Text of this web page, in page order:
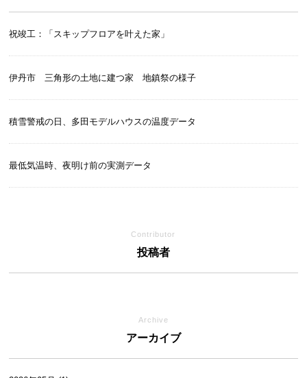
祝竣工：「スキップフロアを叶えた家」
伊丹市 三角形の土地に建つ家 地鎮祭の様子
積雪警戒の日、多田モデルハウスの温度データ
最低気温時、夜明け前の実測データ
Contributor
投稿者
Archive
アーカイブ